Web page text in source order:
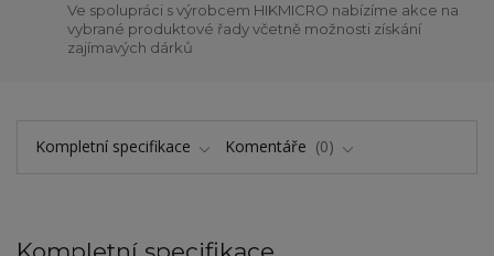
Ve spolupráci s výrobcem HIKMICRO nabízíme akce na
vybrané produktové řady včetně možnosti získání
zajímavých dárků
Kompletní specifikace Komentáře 0